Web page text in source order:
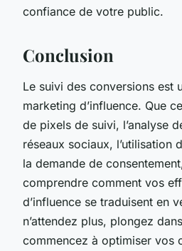
confiance de votre public.
Conclusion
Le suivi des conversions est
marketing d’influence. Que
de pixels de suivi, l’analyse
réseaux sociaux, l’utilisation
la demande de
comprendre comment vos
d’influence se traduisent en
n’attendez plus, plongez
commencez à optimiser vos